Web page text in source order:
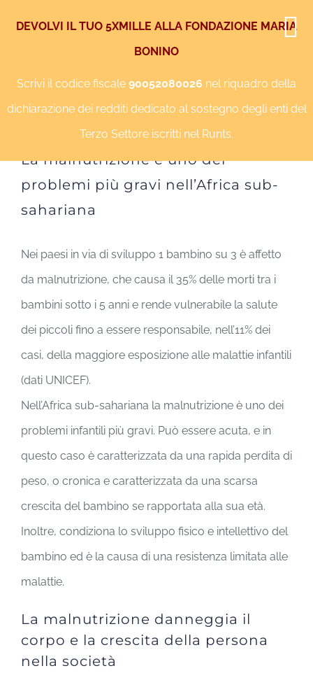
FacebookInstagramYouTube
immagine
La malnutrizione è uno dei
problemi più gravi nell’Africa sub-
sahariana
Nei paesi in via di sviluppo 1 bambino su 3 è affetto
da malnutrizione, che causa il 35% delle morti tra i
bambini sotto i 5 anni e rende vulnerabile la salute
dei piccoli fino a essere responsabile, nell’11% dei
casi, della maggiore esposizione alle malattie infantili
(dati UNICEF).
Nell’Africa sub-sahariana la malnutrizione è uno dei
problemi infantili più gravi. Può essere acuta, e in
questo caso è caratterizzata da una rapida perdita di
peso, o cronica e caratterizzata da una scarsa
crescita del bambino se rapportata alla sua età.
Inoltre, condiziona lo sviluppo fisico e intellettivo del
bambino ed è la causa di una resistenza limitata alle
malattie.
La malnutrizione danneggia il
corpo e la crescita della persona
nella società
DEVOLVI IL TUO 5XMILLE ALLA FONDAZIONE MARIA
BONINO
Scrivi il codice fiscale 90052080026 nel riquadro della
dichiarazione dei redditi dedicato al sostegno degli enti del
Terzo Settore iscritti nel Runts.